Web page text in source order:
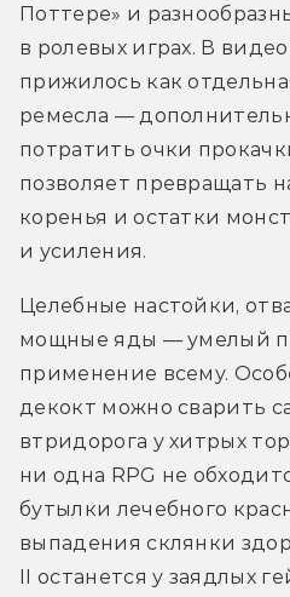
Поттере» и
в ролевых играх. В
прижилось как
ремесла —
потратить очки
позволяет превращать
коренья и остатки
и усиления.
Целебные настойки,
мощные яды — умелый
применение всему.
декокт можно сварить
втридорога у хитрых
ни одна RPG не
бутылки лечебного
выпадения склянки
II останется у заядлых